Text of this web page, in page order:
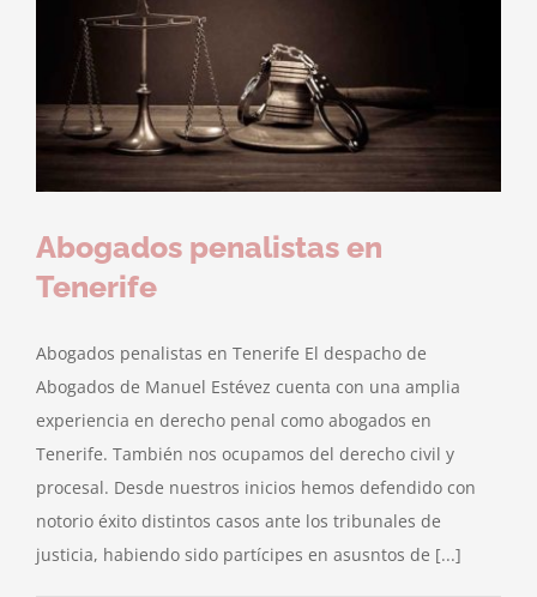
Abogados penalistas en
Tenerife
Abogados penalistas en Tenerife El despacho de
Abogados de Manuel Estévez cuenta con una amplia
experiencia en derecho penal como abogados en
Tenerife. También nos ocupamos del derecho civil y
procesal. Desde nuestros inicios hemos defendido con
notorio éxito distintos casos ante los tribunales de
justicia, habiendo sido partícipes en asusntos de [...]